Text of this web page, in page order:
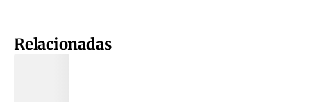
Relacionadas